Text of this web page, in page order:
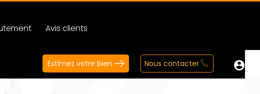
Avis clients
Estimez votre bien Nous contacter